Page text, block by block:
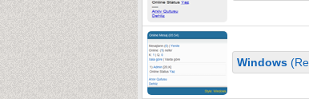
Windows